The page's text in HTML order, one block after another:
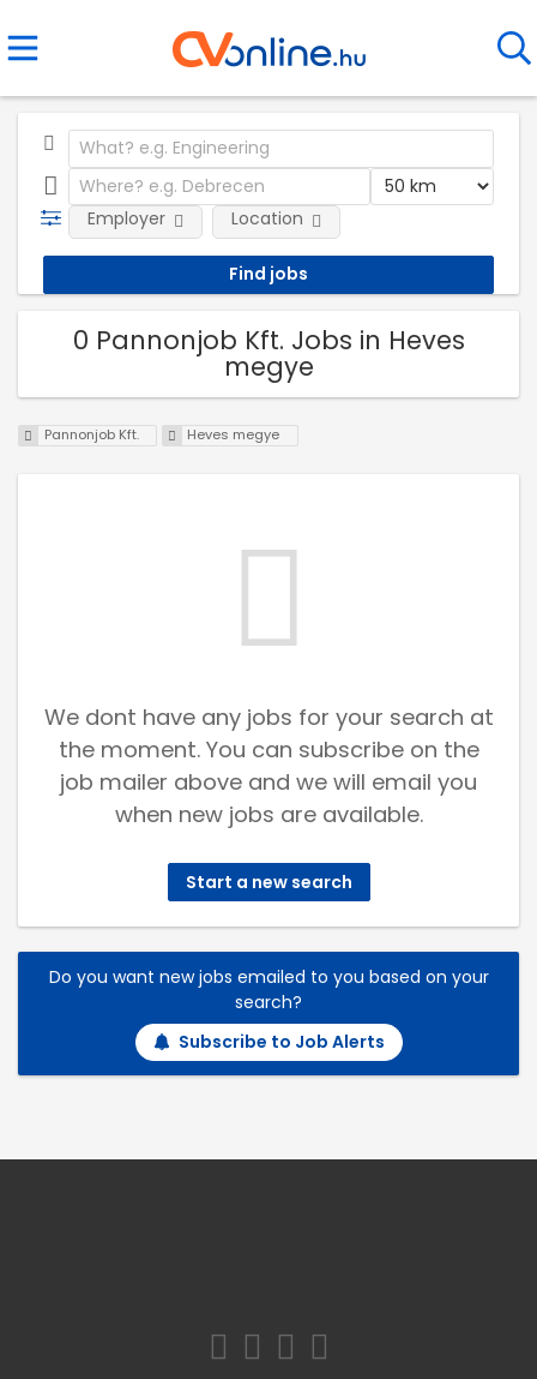
Employer Location
0 Pannonjob Kft. Jobs in Heves
megye
Pannonjob Kft. Heves megye
We dont have any jobs for your search at
the moment. You can subscribe on the
job mailer above and we will email you
when new jobs are available.
Start a new search
Do you want new jobs emailed to you based on your
search?
Subscribe to Job Alerts